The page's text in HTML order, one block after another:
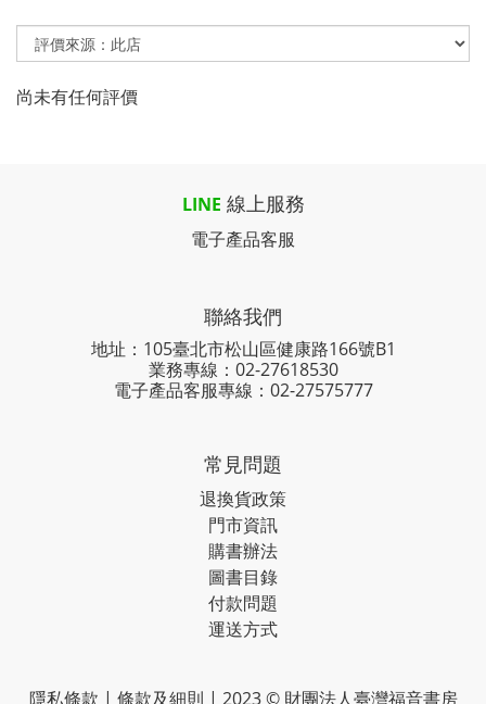
尚未有任何評價
LINE 線上服務
電子產品客服
聯絡我們
地址：105臺北市松山區健康路166號B1
業務專線： 02-27618530
電子產品客服專線：02-27575777
常見問題
退換貨政策
門市資訊
購書辦法
圖書目錄
付款問題
運送方式
隱私條款 | 條款及細則 | 2023 © 財團法人臺灣福音書房